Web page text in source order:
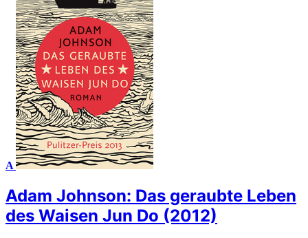
A
Adam Johnson: Das geraubte Leben
des Waisen Jun Do (2012)